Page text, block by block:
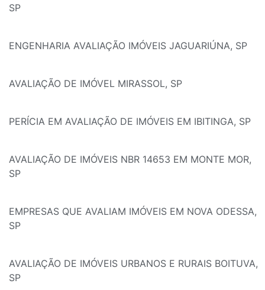
SP
ENGENHARIA AVALIAÇÃO IMÓVEIS JAGUARIÚNA, SP
AVALIAÇÃO DE IMÓVEL MIRASSOL, SP
PERÍCIA EM AVALIAÇÃO DE IMÓVEIS EM IBITINGA, SP
AVALIAÇÃO DE IMÓVEIS NBR 14653 EM MONTE MOR,
SP
EMPRESAS QUE AVALIAM IMÓVEIS EM NOVA ODESSA,
SP
AVALIAÇÃO DE IMÓVEIS URBANOS E RURAIS BOITUVA,
SP